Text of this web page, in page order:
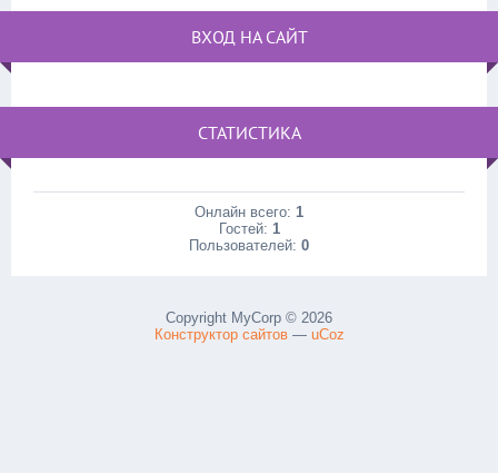
ВХОД НА САЙТ
СТАТИСТИКА
Онлайн всего: 1
Гостей: 1
Пользователей: 0
Copyright MyCorp © 2026
Конструктор сайтов— uCoz